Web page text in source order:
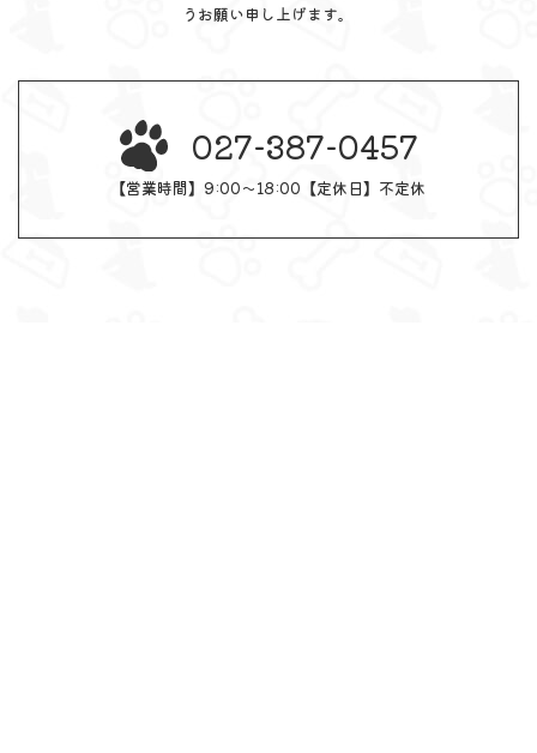
うお願い申し上げます。
027-387-0457
【営業時間】9:00～18:00【定休日】不定休